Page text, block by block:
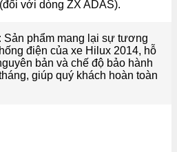
với dòng ZX ADAS).
Sản phẩm mang lại sự tương
điện của xe Hilux 2014, hỗ
bản và chế độ bảo hành
giúp quý khách hoàn toàn